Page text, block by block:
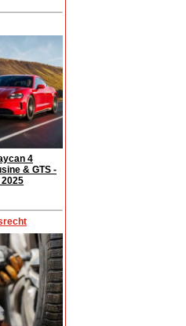
4
& GTS -
2025